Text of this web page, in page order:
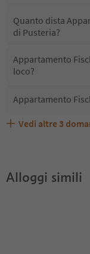
Quanto dista
di Pusteria?
Appartamento
loco?
Appartamento
Appartamento
Quali servizi/
Gli ospiti di
Vedi altre 3
Alloggi simili